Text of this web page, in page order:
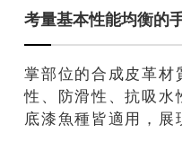
考量基本性能均衡的
掌部位的合成皮革材
性、防滑性、抗吸水
底漆魚種皆適用，展